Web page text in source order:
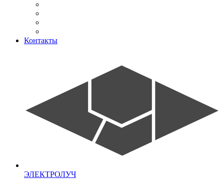
Контакты
ЭЛЕКТРОЛУЧ